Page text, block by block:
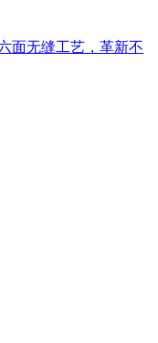
面无缝工艺，革新不